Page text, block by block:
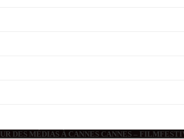
DES MÉDIAS À CANNES CANNES –